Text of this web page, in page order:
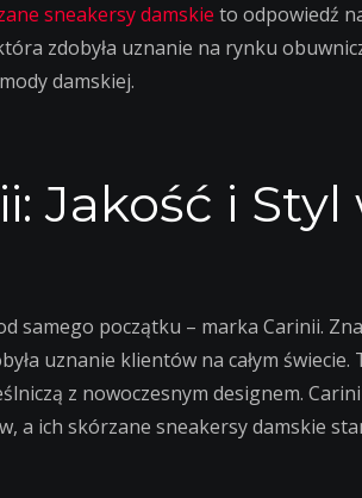
sneakersy damskie to odpowiedź
zdobyła uznanie na rynku
damskiej.
Jakość i
samego początku – marka Carinii.
uznanie klientów na całym
z nowoczesnym designem.
a ich skórzane sneakersy damskie